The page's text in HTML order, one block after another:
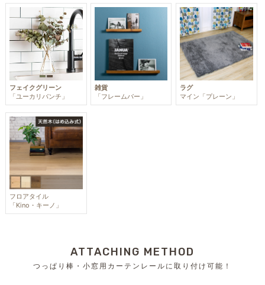
フェイクグリーン
「ユーカリバンチ」
雑貨
「フレームバー」
ラグ
マイン「プレーン」
フロアタイル
「Kino・キーノ」
ATTACHING METHOD
つっぱり棒・小窓用カーテンレールに取り付け可能！